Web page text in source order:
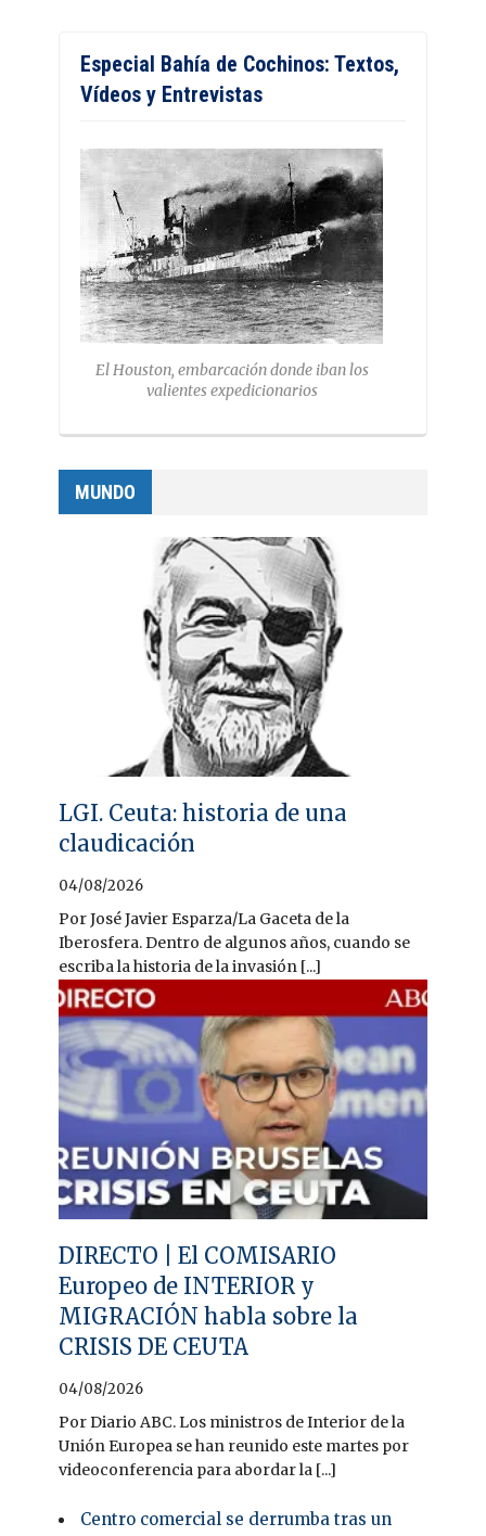
Especial Bahía de Cochinos: Textos,
Vídeos y Entrevistas
El Houston, embarcación donde iban los
valientes expedicionarios
MUNDO
LGI. Ceuta: historia de una
claudicación
04/08/2026
Por José Javier Esparza/La Gaceta de la
Iberosfera. Dentro de algunos años, cuando se
escriba la historia de la invasión [...]
DIRECTO | El COMISARIO
Europeo de INTERIOR y
MIGRACIÓN habla sobre la
CRISIS DE CEUTA
04/08/2026
Por Diario ABC. Los ministros de Interior de la
Unión Europea se han reunido este martes por
videoconferencia para abordar la [...]
Centro comercial se derrumba tras un